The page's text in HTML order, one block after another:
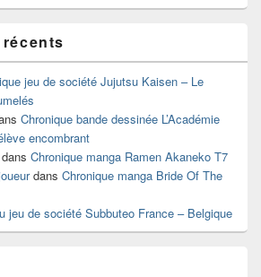
jeu de société Jujutsu Kaisen – Le
Chronique bande dessinée L’Académie
encombrant
dans Chronique manga Ramen Akaneko T7
dans Chronique manga Bride Of The
jeu de société Subbuteo France – Belgique